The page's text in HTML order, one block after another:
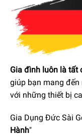
Chổi chính thế hệ 2.0
Với thiết kế cải tiến
tối ưu hóa hiệu suất
Gia đình luôn là tất
giúp bạn mang
với những thiết bị
Gia Dụng Đức Sài
Hành"